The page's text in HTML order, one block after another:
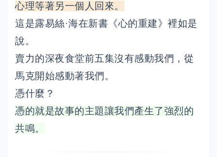
心理等著另一個人回來。
這是露易絲·海在新書《心的重建》裡如是
說。
賣力的深夜食堂前五集沒有感動我們，從
馬克開始感動著我們。
憑什麼？
憑的就是故事的主題讓我們產生了強烈的
共鳴。